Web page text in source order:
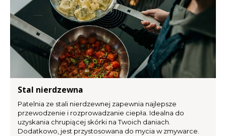
Stal nierdzewna
Patelnia ze stali nierdzewnej zapewnia najlepsze
przewodzenie i rozprowadzanie ciepła. Idealna do
uzyskania chrupiącej skórki na Twoich daniach.
Dodatkowo, jest przystosowana do mycia w zmywarce.